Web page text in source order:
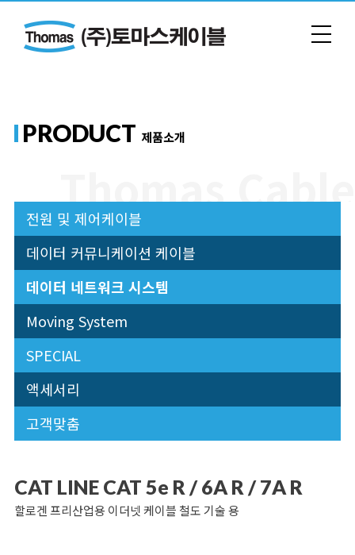
PRODUCT 제품소개
전원 및 제어케이블
데이터 커뮤니케이션 케이블
데이터 네트워크 시스템
Moving System
SPECIAL
액세서리
고객맞춤
CAT LINE CAT 5e R / 6A R / 7A R
할로겐 프리산업용 이더넷 케이블 철도 기술 용